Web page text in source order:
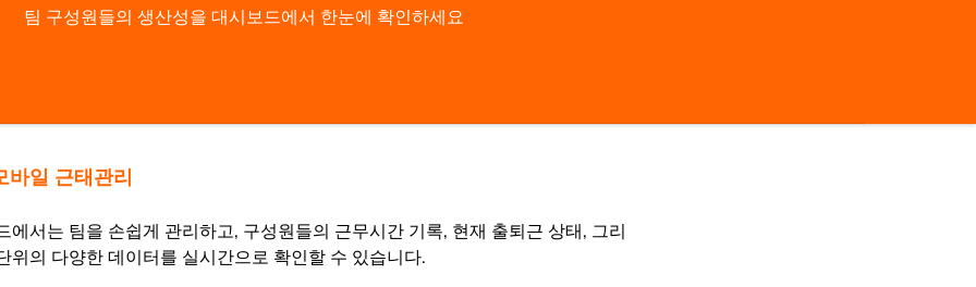
팀 구성원들의 생산성을 대시보드에서 한눈에 확인하세요
바일 근태관리
에서는 팀을 손쉽게 관리하고, 구성원들의 근무시간 기록, 현재 출퇴근 상태, 그리
위의 다양한 데이터를 실시간으로 확인할 수 있습니다.